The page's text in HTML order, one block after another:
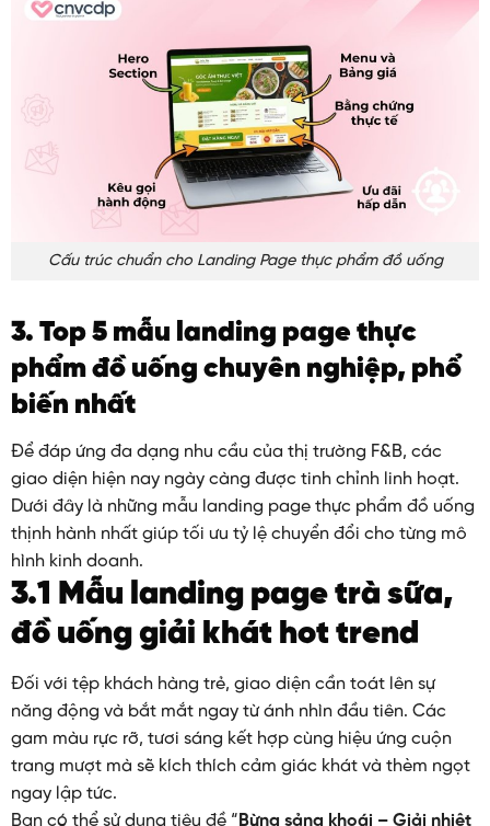
Cấu trúc chuẩn cho Landing Page thực phẩm đồ uống
3. Top 5 mẫu landing page thực
phẩm đồ uống chuyên nghiệp, phổ
biến nhất
Để đáp ứng đa dạng nhu cầu của thị trường F&B, các
giao diện hiện nay ngày càng được tinh chỉnh linh hoạt.
Dưới đây là những mẫu landing page thực phẩm đồ uống
thịnh hành nhất giúp tối ưu tỷ lệ chuyển đổi cho từng mô
hình kinh doanh.
3.1 Mẫu landing page trà sữa,
đồ uống giải khát hot trend
Đối với tệp khách hàng trẻ, giao diện cần toát lên sự
năng động và bắt mắt ngay từ ánh nhìn đầu tiên. Các
gam màu rực rỡ, tươi sáng kết hợp cùng hiệu ứng cuộn
trang mượt mà sẽ kích thích cảm giác khát và thèm ngọt
ngay lập tức.
Bạn có thể sử dụng tiêu đề “ Bừng sảng khoái – Giải nhiệt